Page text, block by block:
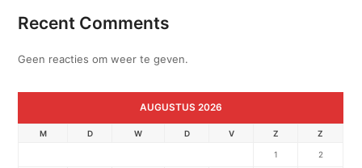
Recent Comments
Geen reacties om weer te geven.
AUGUSTUS 2026
M D W D V Z Z
1 2